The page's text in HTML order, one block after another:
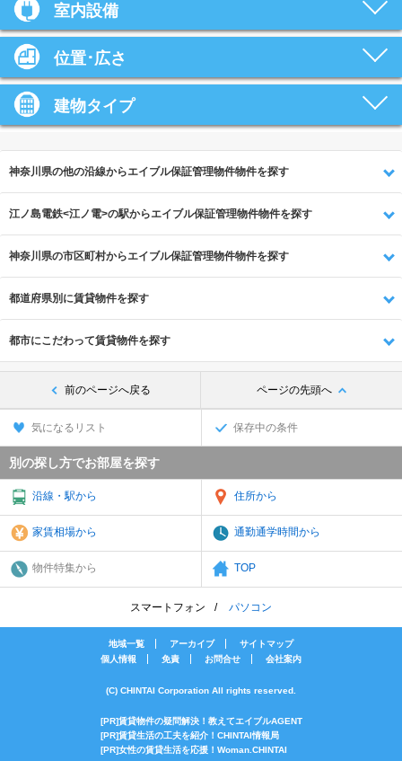
室内設備
位置･広さ
建物タイプ
神奈川県の他の沿線からエイブル保証管理物件物件を探す
江ノ島電鉄<江ノ電>の駅からエイブル保証管理物件物件を探す
神奈川県の市区町村からエイブル保証管理物件物件を探す
都道府県別に賃貸物件を探す
都市にこだわって賃貸物件を探す
前のページへ戻る ページの先頭へ
気になるリスト 保存中の条件
別の探し方でお部屋を探す
沿線・駅から 住所から
家賃相場から 通勤通学時間から
物件特集から TOP
スマートフォン パソコン
地域一覧 アーカイブ
サイトマップ
個人情報
免責 お問合せ 会社案内
(C) CHINTAI Corporation All rights reserved.
[PR]賃貸物件の疑問解決！教えてエイブルAGENT
[PR]賃貸生活の工夫を紹介！CHINTAI情報局
[PR]女性の賃貸生活を応援！Woman.CHINTAI